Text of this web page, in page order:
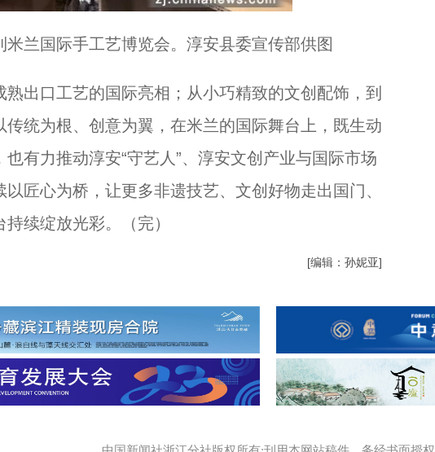
兰国际手工艺博览会。淳安县委宣传部供图
口工艺的国际亮相；从小巧精致的文创配饰，到
统为根、创意为翼，在米兰的国际舞台上，既生动
有力推动淳安“守艺人”、淳安文创产业与国际市场
匠心为桥，让更多非遗技艺、文创好物走出国门、
续绽放光彩。（完）
[编辑：孙妮亚]